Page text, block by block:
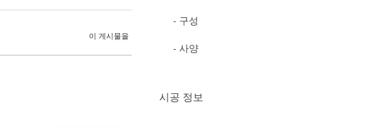
- 구성
- 사양
시공 정보
이 게시물을